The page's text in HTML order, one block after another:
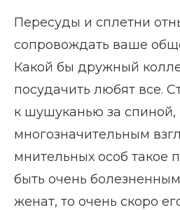
Пересуды и сплетни
сопровождать ваше
Какой бы дружный
посудачить любят все.
к шушуканью за спиной,
многозначительным
мнительных особ такое
быть очень
женат, то очень скоро